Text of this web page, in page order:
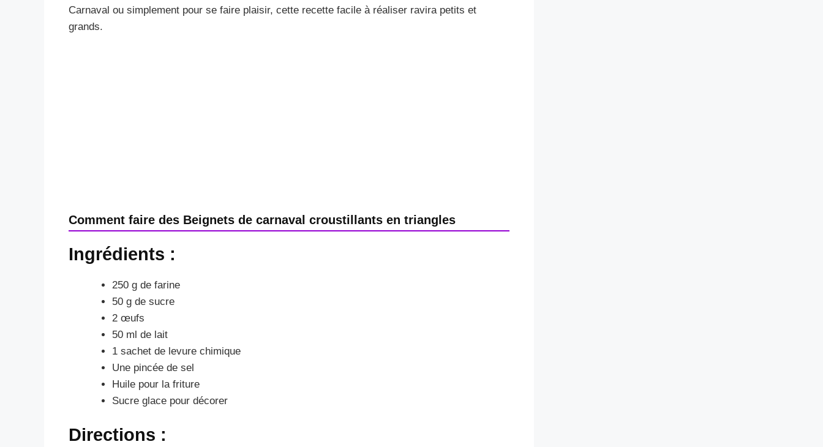
Carnaval ou simplement pour se faire plaisir, cette recette facile à réaliser ravira petits et
grands.
Comment faire des Beignets de carnaval croustillants en triangles
Ingrédients :
250 g de farine
50 g de sucre
2 œufs
50 ml de lait
1 sachet de levure chimique
Une pincée de sel
Huile pour la friture
Sucre glace pour décorer
Directions :